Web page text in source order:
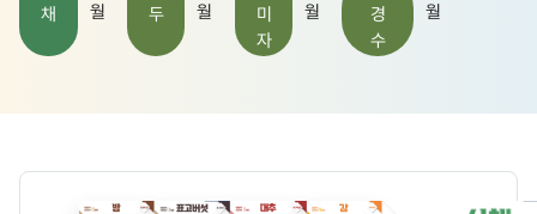
채
월
두
월
미
자
월
경
수
월